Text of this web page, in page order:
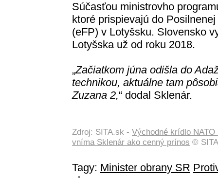
Súčasťou ministrovho
ktoré prispievajú do
(eFP) v Lotyšsku. Slovensko
Lotyšska už od roku 2018.
„Začiatkom júna odišla do
technikou, aktuálne tam
Zuzana 2,“ dodal Sklenár.
Zdroj: SITA.sk - Východné krídlo
vníma Sklenár ako cenný prínos ©
Tagy: Minister obrany SR